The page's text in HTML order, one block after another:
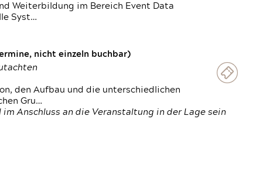
Weiterbildung im Bereich Event Data
Syst…
nicht einzeln buchbar)
den Aufbau und die unterschiedlichen
Gru…
Anschluss an die Veranstaltung in der Lage sein